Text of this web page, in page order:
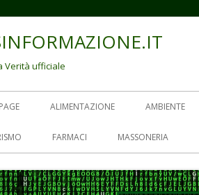
Verità ufficiale
ALIMENTAZIONE AMBIENTE
FARMACI MASSONERIA